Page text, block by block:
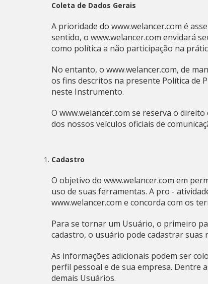
Coleta de Dados Gerais
A prioridade do www.welancer.com é
sentido, o www.welancer.com envidará
como política a não participação na
No entanto, o www.welancer.com, de
os fins descritos na presente Política de
neste Instrumento.
O www.welancer.com se reserva o
dos nossos veículos oficiais de
Cadastro
O objetivo do www.welancer.com em
uso de suas ferramentas. A pro -
www.welancer.com e concorda com os
Para se tornar um Usuário, o primeiro
cadastro, o usuário pode cadastrar
As informações adicionais podem ser
perfil pessoal e de sua empresa. Dentre
demais Usuários.